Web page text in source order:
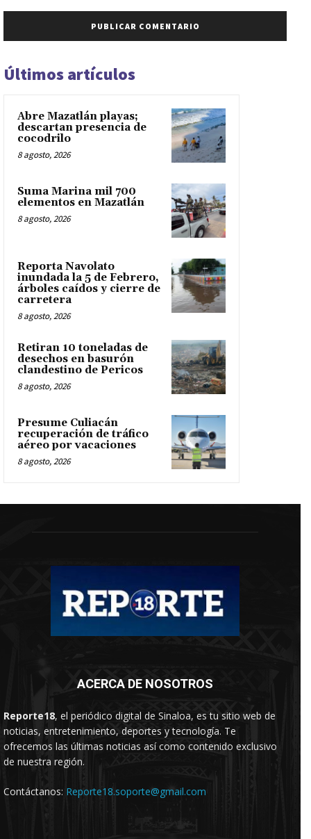
Últimos artículos
Abre Mazatlán playas;
descartan presencia de
cocodrilo
8 agosto, 2026
Suma Marina mil 700
elementos en Mazatlán
8 agosto, 2026
Reporta Navolato
inundada la 5 de Febrero,
árboles caídos y cierre de
carretera
8 agosto, 2026
Retiran 10 toneladas de
desechos en basurón
clandestino de Pericos
8 agosto, 2026
Presume Culiacán
recuperación de tráfico
aéreo por vacaciones
8 agosto, 2026
ACERCA DE NOSOTROS
Reporte18, el periódico digital de Sinaloa, es tu sitio web de
noticias, entretenimiento, deportes y tecnología. Te
ofrecemos las últimas noticias así como contenido exclusivo
de nuestra región.
Contáctanos: Reporte18.soporte@gmail.com